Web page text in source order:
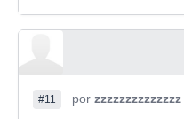
#11 por zzzzzzzzzzzzzz